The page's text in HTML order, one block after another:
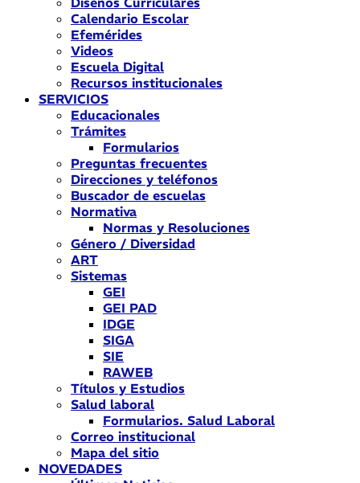
Calendario Escolar
Efemérides
Videos
Escuela Digital
Recursos institucionales
SERVICIOS
Educacionales
Trámites
Formularios
Preguntas frecuentes
Direcciones y teléfonos
Buscador de escuelas
Normativa
Normas y Resoluciones
Género / Diversidad
ART
Sistemas
GEI
GEI PAD
IDGE
SIGA
SIE
RAWEB
Títulos y Estudios
Salud laboral
Formularios. Salud Laboral
Correo institucional
Mapa del sitio
NOVEDADES